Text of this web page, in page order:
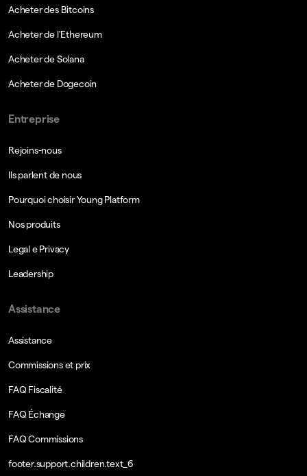
Acheter des Bitcoins
Acheter de l'Ethereum
Acheter de Solana
Acheter de Dogecoin
Entreprise
Rejoins-nous
Ils parlent de nous
Pourquoi choisir Young Platform
Nos produits
Legal e Privacy
Leadership
Assistance
Assistance
Commissions et prix
FAQ Fiscalité
FAQ Échange
FAQ Commissions
footer.support.children.text_6